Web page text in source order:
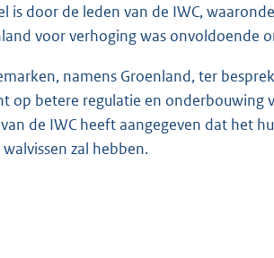
door de leden van de IWC,
voor verhoging was onvoldoende
namens Groenland, ter
op betere regulatie en onderbouwing
de IWC heeft aangegeven dat het
zal hebben.